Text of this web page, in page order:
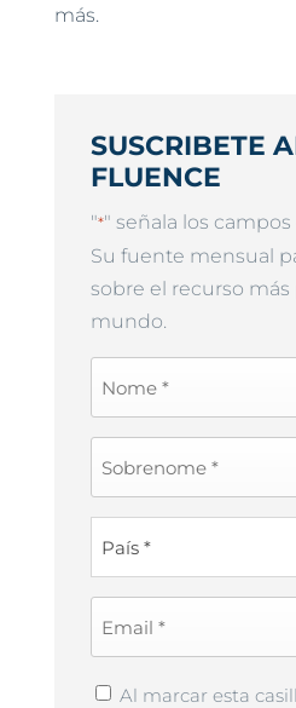
más.
SUSCRIBETE
FLUENCE
"*" señala los
Su fuente mensual
sobre el recurso más
mundo.
Privacy
Al marcar esta